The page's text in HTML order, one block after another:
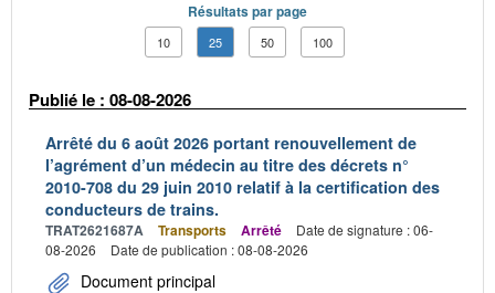
Résultats par page
10 25 50 100
Publié le : 08-08-2026
Arrêté du 6 août 2026 portant renouvellement de
l’agrément d’un médecin au titre des décrets n°
2010-708 du 29 juin 2010 relatif à la certification des
conducteurs de trains.
TRAT2621687A Transports Arrêté
Date de signature : 06-
08-2026
Date de publication : 08-08-2026
Document principal